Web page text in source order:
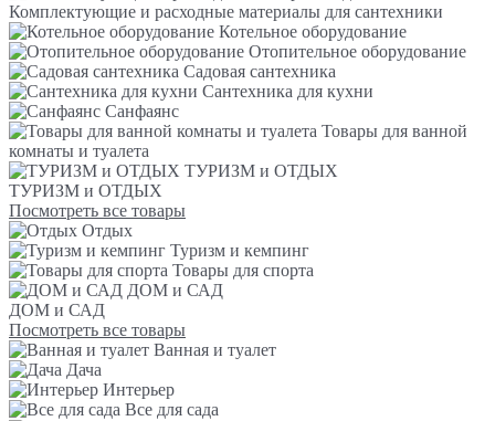
Комплектующие и расходные материалы для сантехники
Котельное оборудование
Отопительное оборудование
Садовая сантехника
Сантехника для кухни
Санфаянс
Товары для ванной
комнаты и туалета
ТУРИЗМ и ОТДЫХ
ТУРИЗМ и ОТДЫХ
Посмотреть все товары
Отдых
Туризм и кемпинг
Товары для спорта
ДОМ и САД
ДОМ и САД
Посмотреть все товары
Ванная и туалет
Дача
Интерьер
Все для сада